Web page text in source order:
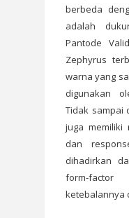
berbeda
adalah
Pantode
Zephyrus
warna yang
digunakan
Tidak sampai
juga memiliki
dan
dihadirkan
form-
ketebalannya